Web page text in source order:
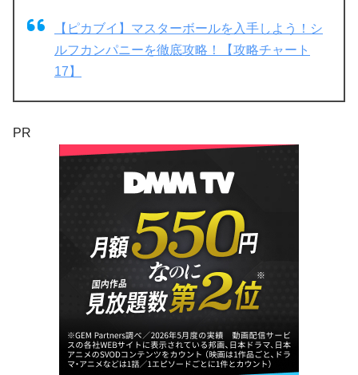
【ピカブイ】マスターボールを入手しよう！シ
ルフカンパニーを徹底攻略！【攻略チャート
17】
PR